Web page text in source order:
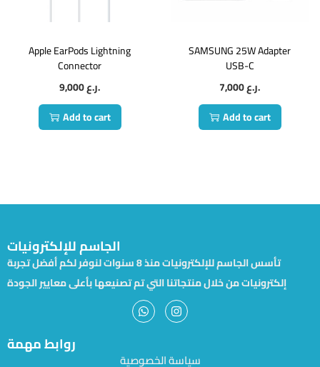
Apple EarPods Lightning
Connector
9,000
ر.ع.
Add to cart
SAMSUNG 25W Adapter
USB-C
7,000
ر.ع.
Add to cart
الجاسم للإلكترونيات
تأسس الجاسم للإلكترونيات منذ 8 سنوات لنوفر لكم أفضل تجربة
إلكترونيات من خلال منتجاتنا التي تم تصنيعها بأعلى معايير الجودة
روابط مهمة
سياسة الخصوصية